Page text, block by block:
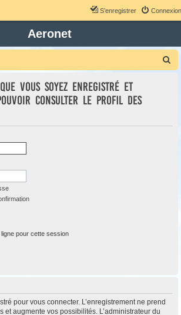
Connexion
S’enregistrer
Aeronet
vous soyez enregistré et
consulter le profil des
pour cette session
pour vous connecter. L’enregistrement ne prend
et augmente vos possibilités. L’administrateur du